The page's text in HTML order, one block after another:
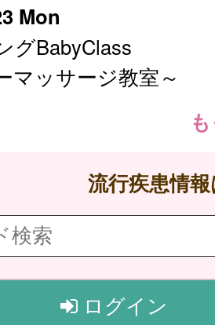
Mon
グBabyClass
マッサージ教室～
流行疾患情
ログイン